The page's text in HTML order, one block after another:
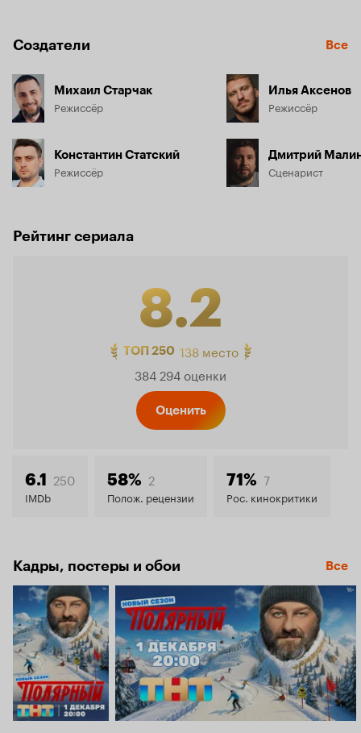
Создатели Все
Михаил Старчак
Режиссёр
Константин Статский
Режиссёр
Илья Аксенов
Режиссёр
Дмитрий
Сценарист
Рейтинг сериала
8.2
Рейтинг
8.2
ТОП 250 138 место
384 294 оценки
Оценить
6.1 250
IMDb
58% 2
Полож. рецензии
71% 7
Рос. кинокритики
Кадры, постеры и обои Все